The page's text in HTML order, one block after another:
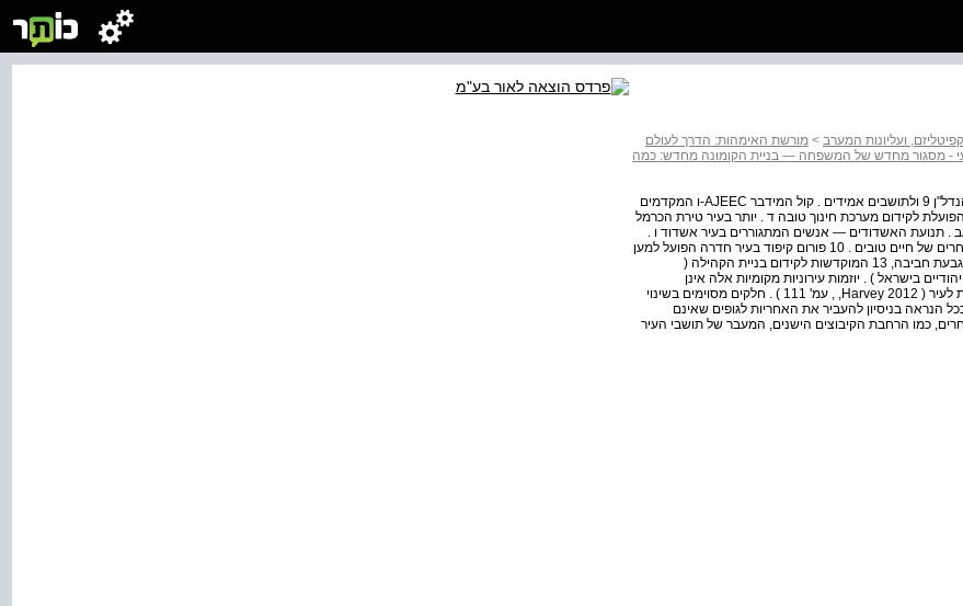
ועליונות המערב > מורשת האימהות: הדרך לעולם
- מסגור מחדש של המשפחה — בניית הקומונה מחדש: כמה
114 חלק שני ומהגרי עבודה כדי לפנות מקום לטייקונים בתחום הנדל"ן 9 ולתושבים אמידים . קול המידבר AJEEC-ו המקדמים
לקידום מערכת חינוך טובה ד . יותר בעיר טירת הכרמל
. תנועת האשדודים — אנשים המתגוררים בעיר אשדוד ו .
ופועלים לשיפור התעסוקה המקומית, החינוך, התרבות וממדים אחרים של חיים טובים . 10 פורום קיפוד בעיר חדרה הפועל למען
דיור ציבורי ז . כמו כן, יוזמות כמו CommAgain , שחרית 12 . 11 וגבעת חביבה, 13 המוקדשות לקידום בניית הקהילה (
בישראל ) . יוזמות עירוניות מקומיות אלה אינן
מפתיעות, כפי שאומר דיוויד הארווי : הן תובעות מלמטה את הזכות לעיר ( 2012 Harvey, , עמ' 111 ) . חלקים מסוימים בשינוי
הנראה בניסיון להעביר את האחריות לגופים שאינם
כמו הרחבת הקיבוצים הישנים, המעבר של תושבי העיר